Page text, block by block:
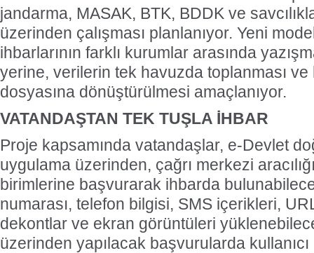
jandarma, MASAK, BTK, BDDK ve
üzerinden çalışması planlanıyor. Yeni
ihbarlarının farklı kurumlar arasında
yerine, verilerin tek havuzda toplanması ve
dosyasına dönüştürülmesi amaçlanıyor.
VATANDAŞTAN TEK TUŞLA İHBAR
Proje kapsamında vatandaşlar, e-Devlet
uygulama üzerinden, çağrı merkezi
birimlerine başvurarak ihbarda
numarası, telefon bilgisi, SMS içerikleri,
dekontlar ve ekran görüntüleri
üzerinden yapılacak başvurularda